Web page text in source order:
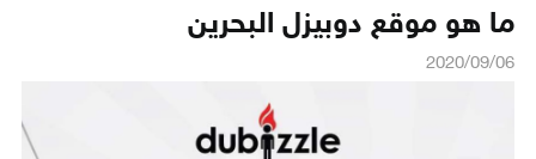
ما هو موقع دوبيزل البحرين
2020/09/06